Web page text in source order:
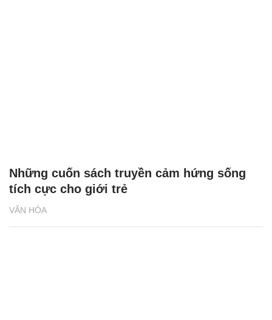
VĂN HÓA
Những cuốn sách truyền cảm hứng sống
tích cực cho giới trẻ